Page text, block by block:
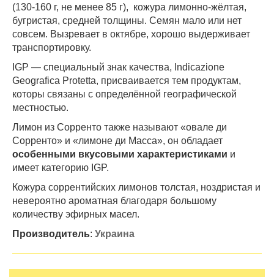
(130-160 г, не менее 85 г), кожура лимонно-жёлтая,
бугристая, средней толщины. Семян мало или нет
совсем. Вызревает в октябре, хорошо выдерживает
транспортировку.
IGP — специальный знак качества, Indicazione
Geografica Protetta, присваивается тем продуктам,
которы связаны с определённой географической
местностью.
Лимон из Сорренто также называют «овале ди
Сорренто» и «лимоне ди Масса», он обладает
особенными вкусовыми характеристиками и
имеет категорию IGP.
Кожура соррентийских лимонов толстая, ноздристая и
невероятно ароматная благодаря большому
количеству эфирных масел.
Производитель: Украина